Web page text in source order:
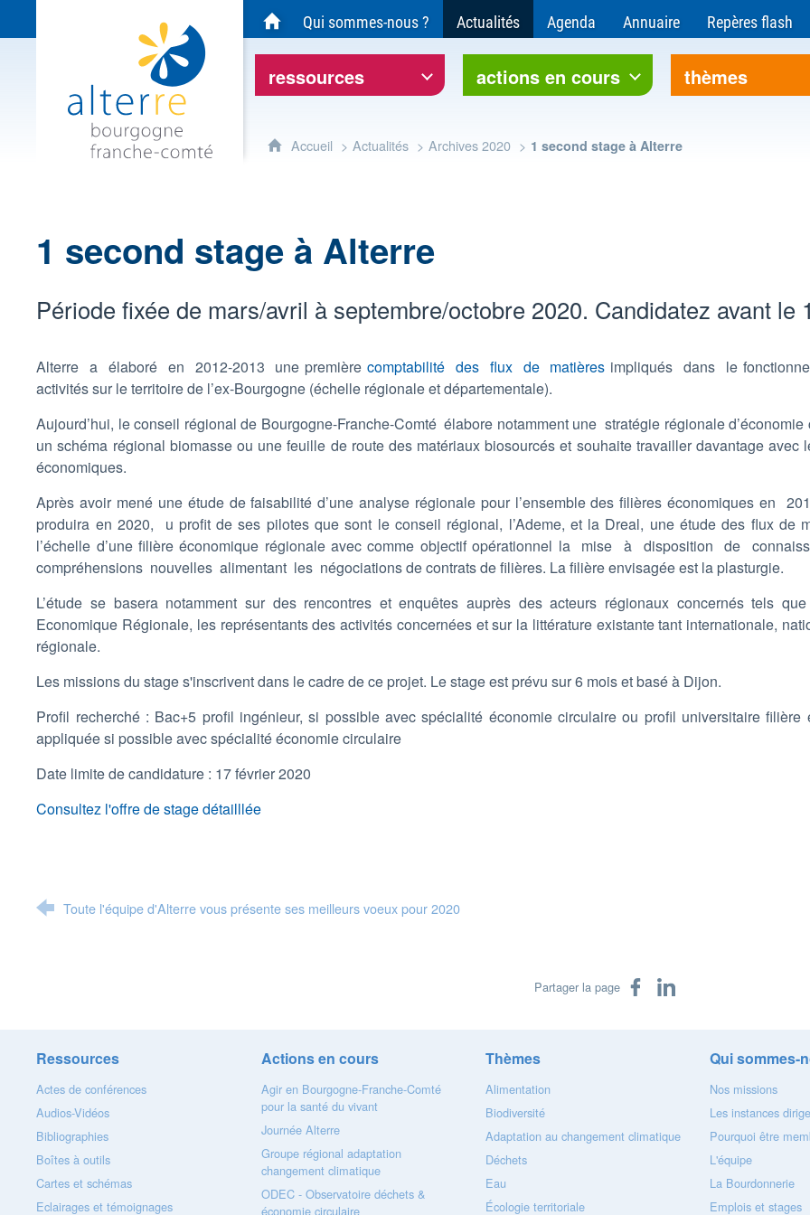
Alterre Bourgogne Franche-Comté - Agence pour l'environnement et le développement soutenable
Accueil du site Alterre Bourgogne-Franche-Comté
ressources actions en cours thèmes
Qui sommes-nous ? Actualités Agenda Annuaire Repères flash
Accueil Actualités Archives 2020 1 second stage à Alterre
1 second stage à Alterre
Période fixée de mars/avril à septembre/octobre 2020. Candidatez avant le
Alterre a élaboré en 2012-2013 une premièrecomptabilité des flux de matières impliqués dans le
activités sur le territoire de l’ex-Bourgogne (échelle régionale et départementale).
Aujourd’hui, le conseil régional de Bourgogne-Franche-Comté élabore notamment une stratégie régionale d’économie
un schéma régional biomasse ou une feuille de route des matériaux biosourcés et souhaite travailler davantage avec
économiques.
Après avoir mené une étude de faisabilité d’une analyse régionale pour l’ensemble des filières économiques en
produira en 2020, u profit de ses pilotes que sont le conseil régional, l’Ademe, et la Dreal, une étude des flux de
l’échelle d’une filière économique régionale avec comme objectif opérationnel la mise à disposition de
compréhensions nouvelles alimentant les négociations de contrats de filières. La filière envisagée est la plasturgie.
L’étude se basera notamment sur des rencontres et enquêtes auprès des acteurs régionaux concernés tels que
Economique Régionale, les représentants des activités concernées et sur la littérature existante tant internationale,
régionale.
Les missions du stage s'inscrivent dans le cadre de ce projet. Le stage est prévu sur 6 mois et basé à Dijon.
Profil recherché : Bac+5 profil ingénieur, si possible avec spécialité économie circulaire ou profil universitaire filière
appliquée si possible avec spécialité économie circulaire
Date limite de candidature : 17 février 2020
Consultez l'offre de stage détailllée
Toute l'équipe d'Alterre vous présente ses meilleurs voeux pour 2020
Partager la page Partager sur Facebook
Partager sur LinkedIn
Ressources
Actes de conférences
Audios-Vidéos
Bibliographies
Boîtes à outils
Cartes et schémas
Eclairages et témoignages
Actions en cours
Agir en Bourgogne-Franche-Comté
pour la santé du vivant
Journée Alterre
Groupe régional adaptation
changement climatique
ODEC - Observatoire déchets &
économie circulaire
Thèmes
Alimentation
Biodiversité
Adaptation au changement climatique
Déchets
Eau
Écologie territoriale
Qui sommes-
Nos missions
Les instances
Pourquoi être
L'équipe
La Bourdonnerie
Emplois et stages